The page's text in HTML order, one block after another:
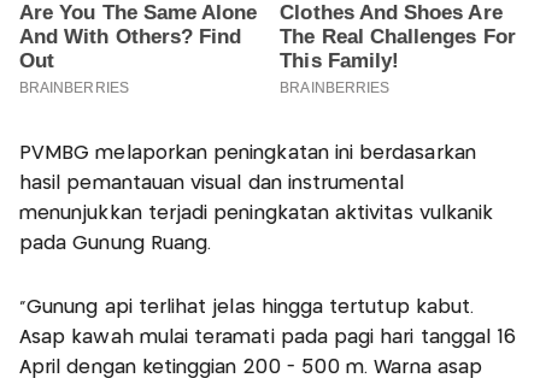
PVMBG melaporkan peningkatan ini berdasarkan
hasil pemantauan visual dan instrumental
menunjukkan terjadi peningkatan aktivitas vulkanik
pada Gunung Ruang.
"Gunung api terlihat jelas hingga tertutup kabut.
Asap kawah mulai teramati pada pagi hari tanggal 16
April dengan ketinggian 200 - 500 m. Warna asap